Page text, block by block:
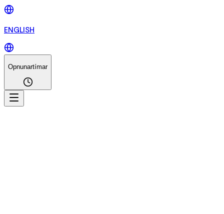
ENGLISH
Opnunartímar